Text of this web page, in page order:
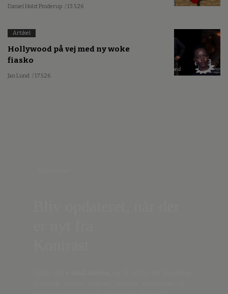
Daniel Holst Pinderup / 13.5.26
Artikel
Hollywood på vej med ny woke
fiasko
Jan Lund / 17.5.26